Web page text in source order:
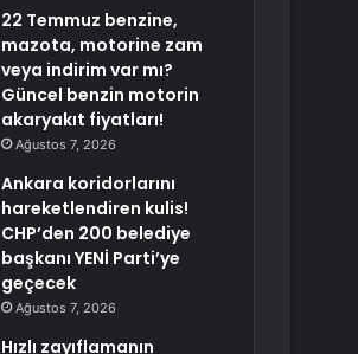
22 Temmuz benzine,
mazota, motorine zam
veya indirim var mı?
Güncel benzin motorin
akaryakıt fiyatları!
Ağustos 7, 2026
Ankara koridorlarını
hareketlendiren kulis!
CHP’den 200 belediye
başkanı YENİ Parti’ye
geçecek
Ağustos 7, 2026
Hızlı zayıflamanın